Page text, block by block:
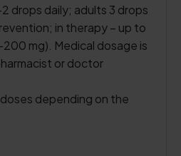
drops daily; adults 3 drops
in therapy – up to
mg). Medical dosage is
or doctor
depending on the